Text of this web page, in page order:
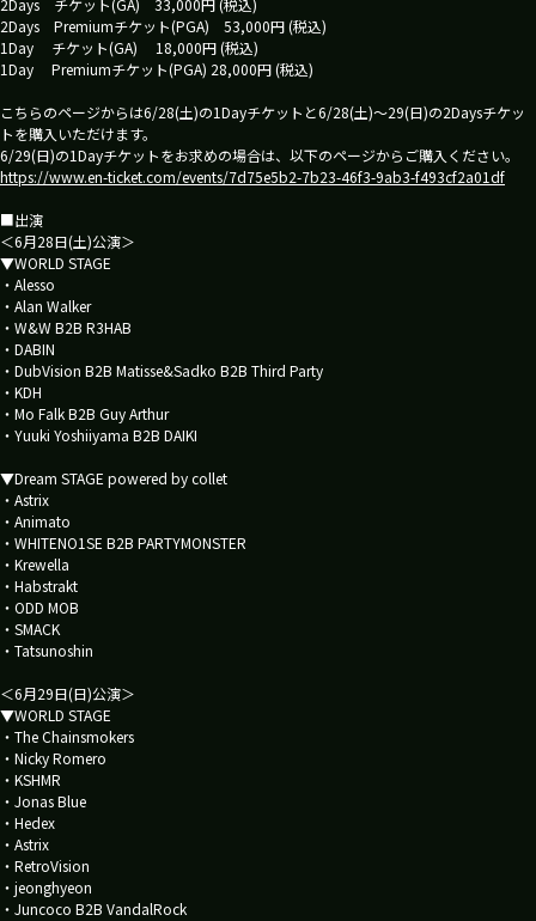
2Days チケット(GA) 33,000円 (税込)
2Days Premiumチケット(PGA) 53,000円 (税込)
1Day チケット(GA) 18,000円 (税込)
1Day Premiumチケット(PGA) 28,000円 (税込)
こちらのページからは6/28(土)の1Dayチケットと6/28(土)～29(日)の2Daysチケッ
トを購入いただけます。
6/29(日)の1Dayチケットをお求めの場合は、以下のページからご購入ください。
https://www.en-ticket.com/events/7d75e5b2-7b23-46f3-9ab3-f493cf2a01df
■出演
＜6月28日(土)公演＞
▼WORLD STAGE
・Alesso
・Alan Walker
・W&W B2B R3HAB
・DABIN
・DubVision B2B Matisse&Sadko B2B Third Party
・KDH
・Mo Falk B2B Guy Arthur
・Yuuki Yoshiiyama B2B DAIKI
▼Dream STAGE powered by collet
・Astrix
・Animato
・WHITENO1SE B2B PARTYMONSTER
・Krewella
・Habstrakt
・ODD MOB
・SMACK
・Tatsunoshin
＜6月29日(日)公演＞
▼WORLD STAGE
・The Chainsmokers
・Nicky Romero
・KSHMR
・Jonas Blue
・Hedex
・Astrix
・RetroVision
・jeonghyeon
・Juncoco B2B VandalRock